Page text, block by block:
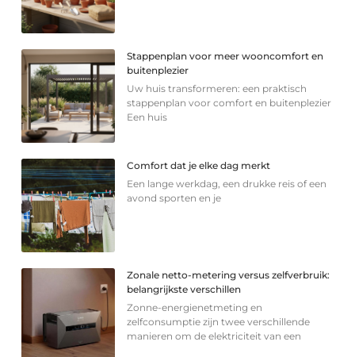
Stappenplan voor meer wooncomfort en
buitenplezier
Uw huis transformeren: een praktisch
stappenplan voor comfort en buitenplezier
Een huis
Comfort dat je elke dag merkt
Een lange werkdag, een drukke reis of een
avond sporten en je
Zonale netto-metering versus zelfverbruik:
belangrijkste verschillen
Zonne-energienetmeting en
zelfconsumptie zijn twee verschillende
manieren om de elektriciteit van een